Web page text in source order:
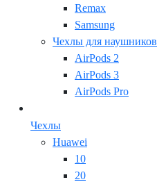
Remax
Samsung
Чехлы для наушников
AirPods 2
AirPods 3
AirPods Pro
Чехлы
Huawei
10
20